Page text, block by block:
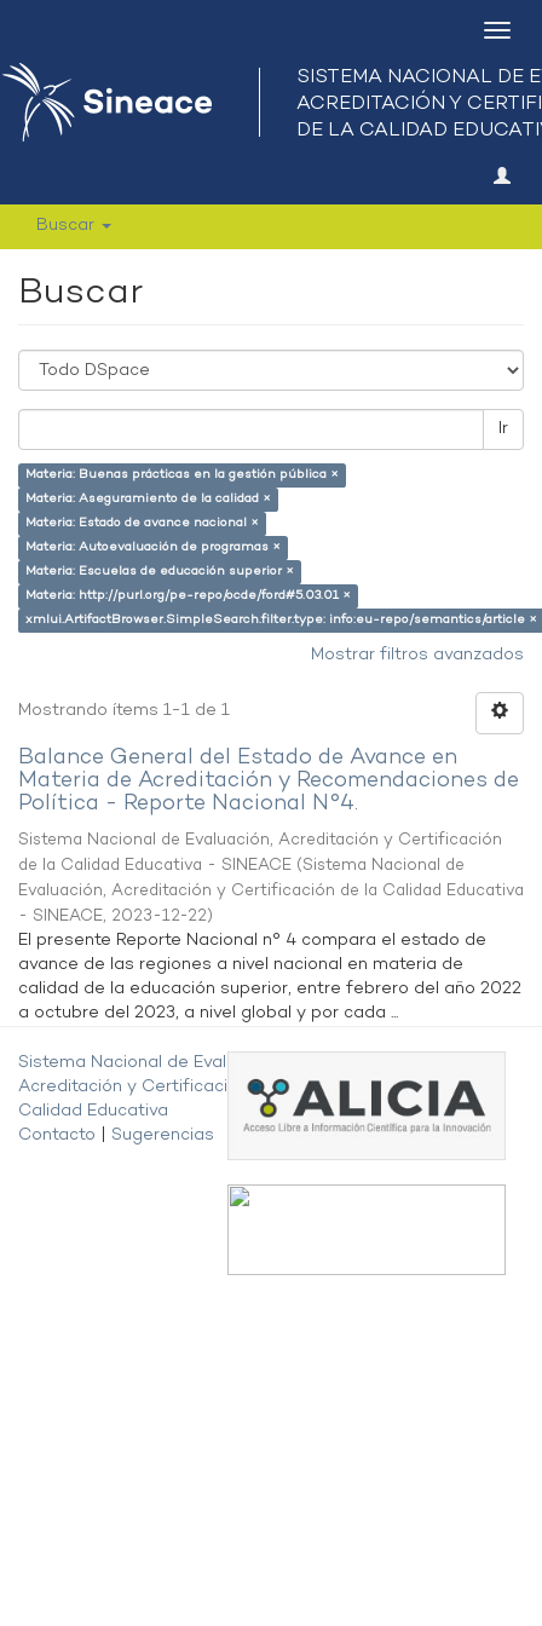
Buscar
Buscar
Ir
Materia: Buenas prácticas en la gestión pública ×
Materia: Aseguramiento de la calidad ×
Materia: Estado de avance nacional ×
Materia: Autoevaluación de programas ×
Materia: Escuelas de educación superior ×
Materia: http://purl.org/pe-repo/ocde/ford#5.03.01 ×
xmlui.ArtifactBrowser.SimpleSearch.filter.type: info:eu-repo/semantics/article ×
Mostrar filtros avanzados
Mostrando ítems 1-1 de 1
Balance General del Estado de Avance en
Materia de Acreditación y Recomendaciones de
Política - Reporte Nacional N°4.
Sistema Nacional de Evaluación, Acreditación y Certificación
de la Calidad Educativa - SINEACE (Sistema Nacional de
Evaluación, Acreditación y Certificación de la Calidad Educativa
- SINEACE, 2023-12-22)
El presente Reporte Nacional n° 4 compara el estado de
avance de las regiones a nivel nacional en materia de
calidad de la educación superior, entre febrero del año 2022
a octubre del 2023, a nivel global y por cada ...
Sistema Nacional de Evaluación,
Acreditación y Certificación de la
Calidad Educativa
Contacto
Sugerencias